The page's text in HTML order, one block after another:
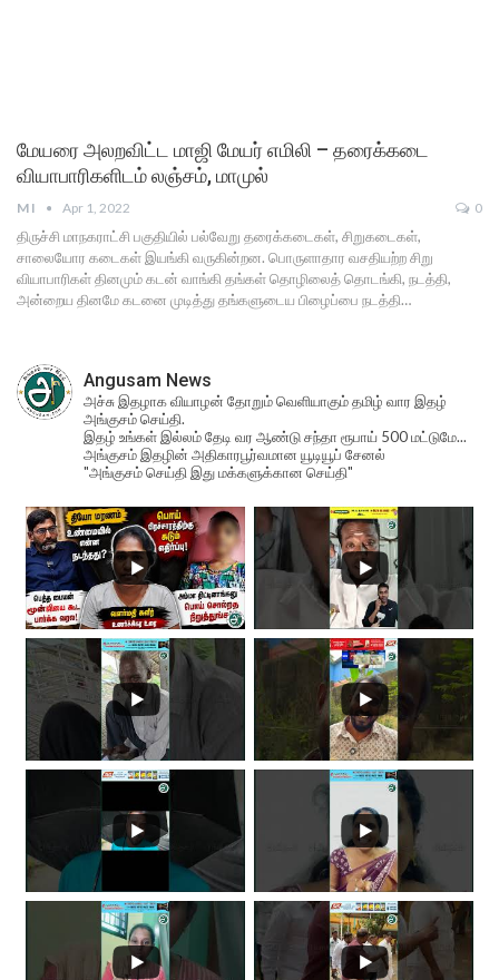
மேயரை அலறவிட்ட மாஜி மேயர் எமிலி – தரைக்கடை
வியாபாரிகளிடம் லஞ்சம், மாமுல்
M I Apr 1, 2022 0
திருச்சி மாநகராட்சி பகுதியில் பல்வேறு தரைக்கடைகள், சிறுகடைகள்,
சாலையோர கடைகள் இயங்கி வருகின்றன. பொருளாதார வசதியற்ற சிறு
வியாபாரிகள் தினமும் கடன் வாங்கி தங்கள் தொழிலைத் தொடங்கி, நடத்தி,
அன்றைய தினமே கடனை முடித்து தங்களுடைய பிழைப்பை நடத்தி…
Angusam News
அச்சு இதழாக வியாழன் தோறும் வெளியாகும் தமிழ் வார இதழ்
அங்குசம் செய்தி.
இதழ் உங்கள் இல்லம் தேடி வர ஆண்டு சந்தா ரூபாய் 500 மட்டுமே...
அங்குசம் இதழின் அதிகாரபூர்வமான யூடியூப் சேனல்
"அங்குசம் செய்தி இது மக்களுக்கான செய்தி"